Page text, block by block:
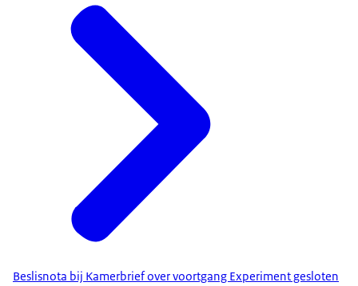
Beslisnota bij Kamerbrief over voortgang Experiment gesloten